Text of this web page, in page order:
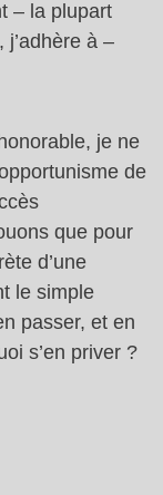
– la plupart
à –
je ne
de
que pour
d’une
le simple
passer, et en
s’en priver ?